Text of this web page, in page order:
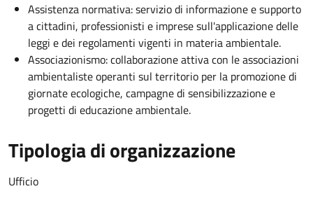
Assistenza normativa: servizio di informazione e supporto
a cittadini, professionisti e imprese sull'applicazione delle
leggi e dei regolamenti vigenti in materia ambientale.
Associazionismo: collaborazione attiva con le associazioni
ambientaliste operanti sul territorio per la promozione di
giornate ecologiche, campagne di sensibilizzazione e
progetti di educazione ambientale.
Tipologia di organizzazione
Ufficio